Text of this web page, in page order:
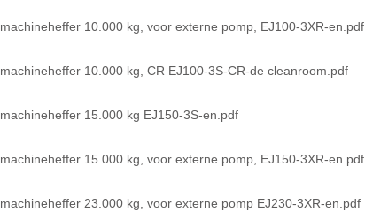
machineheffer 10.000 kg, voor externe pomp, EJ100-3XR-en.pdf
machineheffer 10.000 kg, CR EJ100-3S-CR-de cleanroom.pdf
machineheffer 15.000 kg EJ150-3S-en.pdf
machineheffer 15.000 kg, voor externe pomp, EJ150-3XR-en.pdf
machineheffer 23.000 kg, voor externe pomp EJ230-3XR-en.pdf